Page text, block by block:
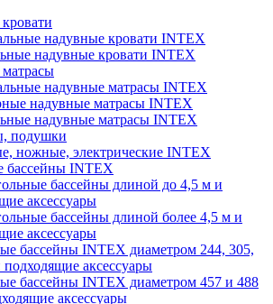
надувные кровати INTEX
надувные кровати INTEX
надувные матрасы INTEX
надувные матрасы INTEX
надувные матрасы INTEX
подушки
ножные, электрические INTEX
бассейны INTEX
бассейны длиной до 4,5 м и
аксессуары
бассейны длиной более 4,5 м и
аксессуары
бассейны INTEX диаметром 244, 305,
аксессуары
бассейны INTEX диаметром 457 и 488
аксессуары